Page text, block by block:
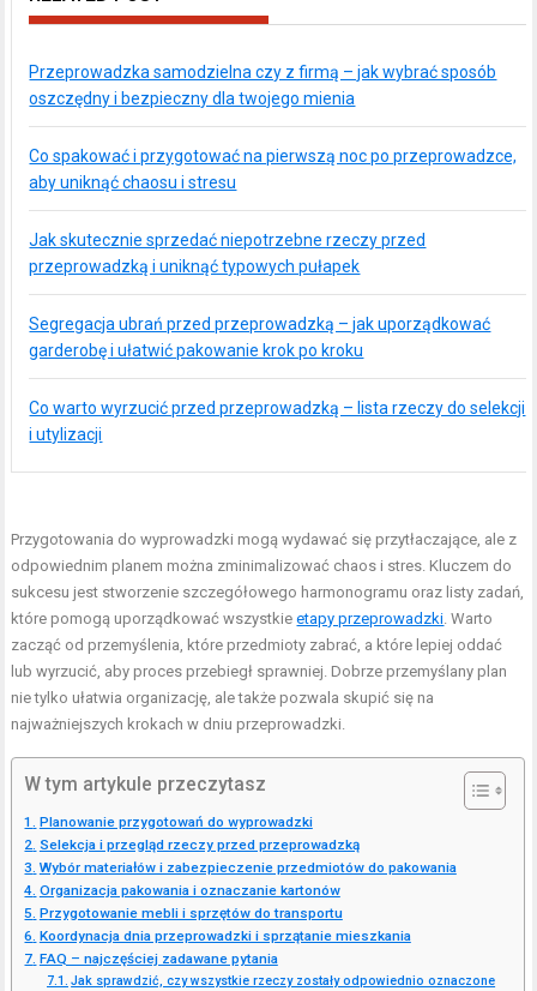
Przeprowadzka samodzielna czy z firmą – jak wybrać sposób
oszczędny i bezpieczny dla twojego mienia
Co spakować i przygotować na pierwszą noc po przeprowadzce,
aby uniknąć chaosu i stresu
Jak skutecznie sprzedać niepotrzebne rzeczy przed
przeprowadzką i uniknąć typowych pułapek
Segregacja ubrań przed przeprowadzką – jak uporządkować
garderobę i ułatwić pakowanie krok po kroku
Co warto wyrzucić przed przeprowadzką – lista rzeczy do selekcji
i utylizacji
Przygotowania do wyprowadzki mogą wydawać się przytłaczające, ale z
odpowiednim planem można zminimalizować chaos i stres. Kluczem do
sukcesu jest stworzenie szczegółowego harmonogramu oraz listy zadań,
które pomogą uporządkować wszystkieetapy przeprowadzki. Warto
zacząć od przemyślenia, które przedmioty zabrać, a które lepiej oddać
lub wyrzucić, aby proces przebiegł sprawniej. Dobrze przemyślany plan
nie tylko ułatwia organizację, ale także pozwala skupić się na
najważniejszych krokach w dniu przeprowadzki.
W tym artykule przeczytasz
Planowanie przygotowań do wyprowadzki
Selekcja i przegląd rzeczy przed przeprowadzką
Wybór materiałów i zabezpieczenie przedmiotów do pakowania
Organizacja pakowania i oznaczanie kartonów
Przygotowanie mebli i sprzętów do transportu
Koordynacja dnia przeprowadzki i sprzątanie mieszkania
FAQ – najczęściej zadawane pytania
Jak sprawdzić, czy wszystkie rzeczy zostały odpowiednio oznaczone